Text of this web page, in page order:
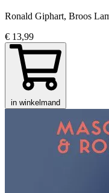
Ronald Giphart, Broos
€ 13,99
in winkelmand